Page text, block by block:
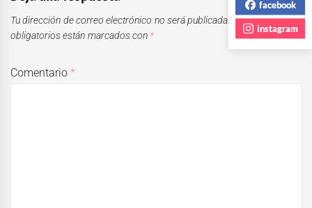
Tu dirección de correo electrónico no será publicada.
Los campos
obligatorios están marcados con *
Comentario*
facebook
instagram